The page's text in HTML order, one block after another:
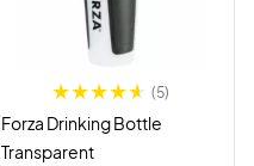
(5)
Forza Drinking Bottle
Transparent